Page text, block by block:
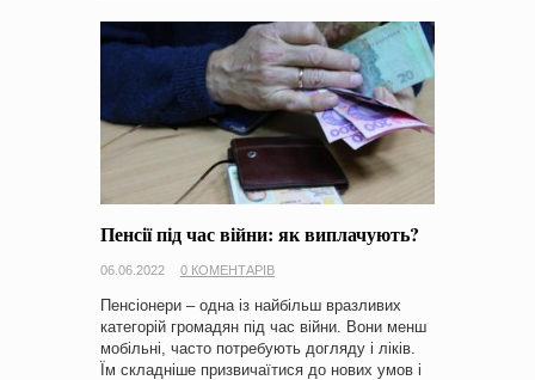
Пенсії під час війни: як виплачують?
06.06.2022 0 КОМЕНТАРІВ
Пенсіонери – одна із найбільш вразливих
категорій громадян під час війни. Вони менш
мобільні, часто потребують догляду і ліків.
Їм складніше призвичаїтися до нових умов і